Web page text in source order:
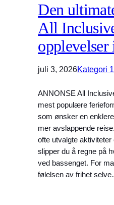
Den
All
juli 3, 2026Kategori 1
ANNONSE All
mest populære
som ønsker en
mer avslappende
ofte utvalgte aktiviteter
slipper du å regne på
ved bassenget. For
følelsen av frihet